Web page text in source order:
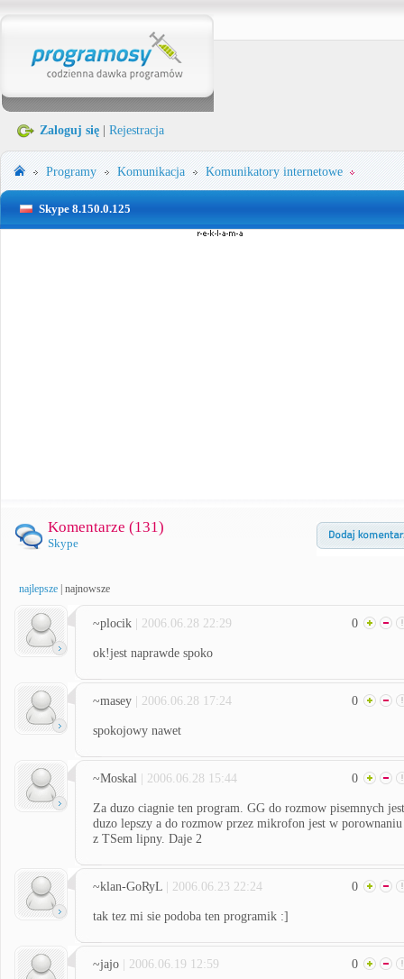
Zaloguj się Rejestracja
Programy Komunikacja Komunikatory internetowe
Skype 8.150.0.125
Komentarze (131)
Skype
najlepsze najnowsze
~plocik | 2006.06.28 22:29 0
ok!jest naprawde spoko
~masey | 2006.06.28 17:24 0
spokojowy nawet
~Moskal | 2006.06.28 15:44 0
Za duzo ciagnie ten program. GG do rozmow pisemnych jest
duzo lepszy a do rozmow przez mikrofon jest w porownaniu
z TSem lipny. Daje 2
~klan-GoRyL | 2006.06.23 22:24 0
tak tez mi sie podoba ten programik :]
~jajo | 2006.06.19 12:59 0